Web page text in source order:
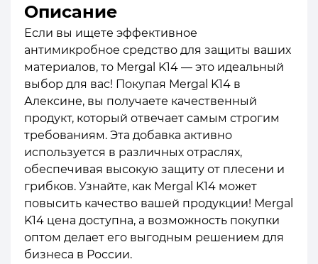
Описание
Если вы ищете эффективное
антимикробное средство для защиты ваших
материалов, то Mergal K14 — это идеальный
выбор для вас! Покупая Mergal K14 в
Алексине, вы получаете качественный
продукт, который отвечает самым строгим
требованиям. Эта добавка активно
используется в различных отраслях,
обеспечивая высокую защиту от плесени и
грибков. Узнайте, как Mergal K14 может
повысить качество вашей продукции! Мergal
K14 цена доступна, а возможность покупки
оптом делает его выгодным решением для
бизнеса в России.